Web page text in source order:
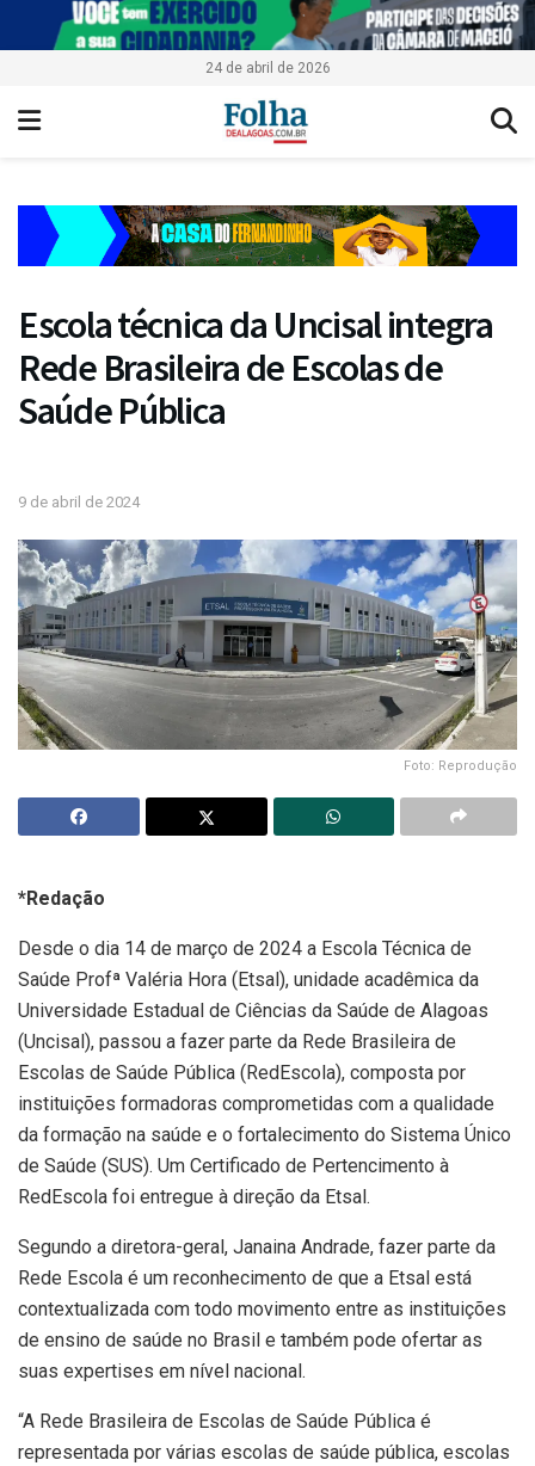
24 de abril de 2026
Escola técnica da Uncisal integra
Rede Brasileira de Escolas de
Saúde Pública
9 de abril de 2024
Foto: Reprodução
*Redação
Desde o dia 14 de março de 2024 a Escola Técnica de
Saúde Profª Valéria Hora (Etsal), unidade acadêmica da
Universidade Estadual de Ciências da Saúde de Alagoas
(Uncisal), passou a fazer parte da Rede Brasileira de
Escolas de Saúde Pública (RedEscola), composta por
instituições formadoras comprometidas com a qualidade
da formação na saúde e o fortalecimento do Sistema Único
de Saúde (SUS). Um Certificado de Pertencimento à
RedEscola foi entregue à direção da Etsal.
Segundo a diretora-geral, Janaina Andrade, fazer parte da
Rede Escola é um reconhecimento de que a Etsal está
contextualizada com todo movimento entre as instituições
de ensino de saúde no Brasil e também pode ofertar as
suas expertises em nível nacional.
“A Rede Brasileira de Escolas de Saúde Pública é
representada por várias escolas de saúde pública, escolas